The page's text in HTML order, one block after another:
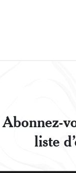
Abonnez-
liste